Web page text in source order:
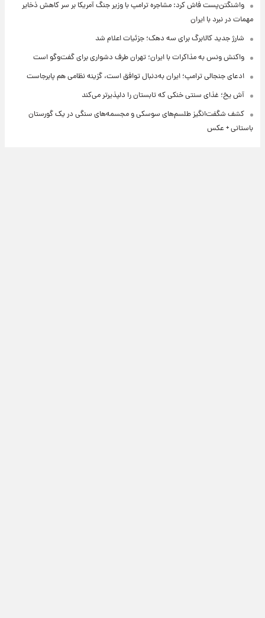
واشنگتن‌پست فاش کرد: مشاجره ترامپ با وزیر جنگ آمریکا بر سر کاهش ذخایر
مهمات در نبرد با ایران
شارژ جدید کالابرگ برای سه دهک؛ جزئیات اعلام شد
واکنش ونس به مذاکرات با ایران؛ تهران طرف دشواری برای گفت‌وگو است
ادعای جنجالی ترامپ؛ ایران به‌دنبال توافق است، گزینه نظامی هم پابرجاست
آش یخ؛ غذای سنتی خنکی که تابستان را دلپذیرتر می‌کند
کشف شگفت‌انگیز طلسم‌های سوسکی و مجسمه‌های سنگی در یک گورستان
باستانی + عکس